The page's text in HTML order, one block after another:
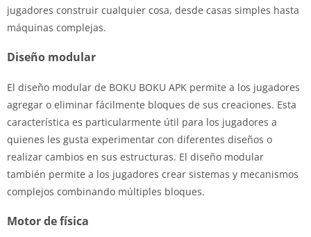
jugadores construir cualquier cosa, desde casas simples hasta
máquinas complejas.
Diseño modular
El diseño modular de BOKU BOKU APK permite a los jugadores
agregar o eliminar fácilmente bloques de sus creaciones. Esta
característica es particularmente útil para los jugadores a
quienes les gusta experimentar con diferentes diseños o
realizar cambios en sus estructuras. El diseño modular
también permite a los jugadores crear sistemas y mecanismos
complejos combinando múltiples bloques.
Motor de física